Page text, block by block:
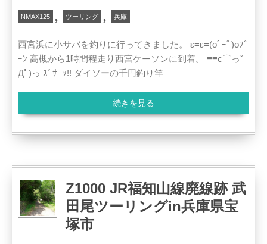
NMAX125 , ツーリング , 兵庫
西宮浜に小サバを釣りに行ってきました。 ε=ε=(oﾟｰﾟ)oﾌﾞ
ｰﾝ 高槻から1時間程走り西宮ケーソンに到着。 ≡≡c⌒っﾟ
Дﾟ)っ ｽﾞｻｰｯ!! ダイソーの千円釣り竿
続きを見る
Z1000 JR福知山線廃線跡 武
田尾ツーリングin兵庫県宝
塚市